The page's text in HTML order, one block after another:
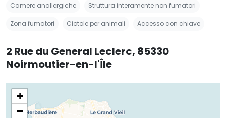
Camere anallergiche Struttura interamente non fumatori
Zona fumatori Ciotole per animali Accesso con chiave
2 Rue du General Leclerc, 85330
Noirmoutier-en-l'Île
+
−